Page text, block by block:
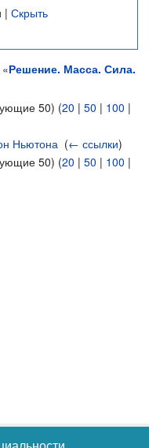
| Скрыть
Решение. Масса. Сила.
50) (20 | 50 | 100 |
Ньютона (← ссылки)
50) (20 | 50 | 100 |